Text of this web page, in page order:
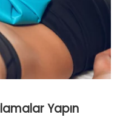
Yapın